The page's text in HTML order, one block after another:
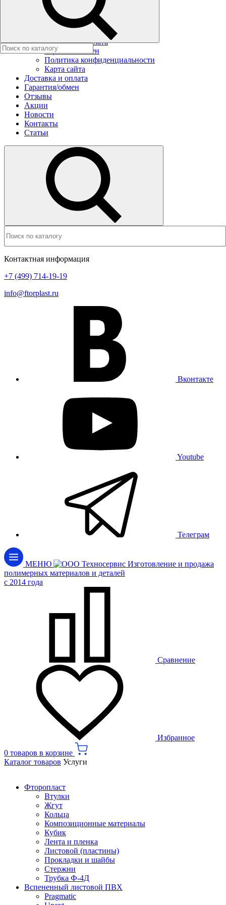
Новости
Контакты
Статьи
Доставка и оплата
Гарантия/обмен
Политика конфиденциальности
Карта сайта
Доставка и оплата
Гарантия/обмен
Отзывы
Акции
Новости
Контакты
Статьи
Контактная информация
+7 (499) 714-19-19
info@ftorplast.ru
Вконтакте
Youtube
Телеграм
МЕНЮ
Изготовление и продажа
полимерных материалов и деталей
c 2014 года
Сравнение
Избранное
0 товаров в корзине
Каталог товаров Услуги
Фторопласт
Втулки
Жгут
Кольца
Композиционные материалы
Кубик
Лента и пленка
Листовой (пластины)
Прокладки и шайбы
Стержни
Трубка Ф-4Д
Вспененный листовой ПВХ
Pragmatic